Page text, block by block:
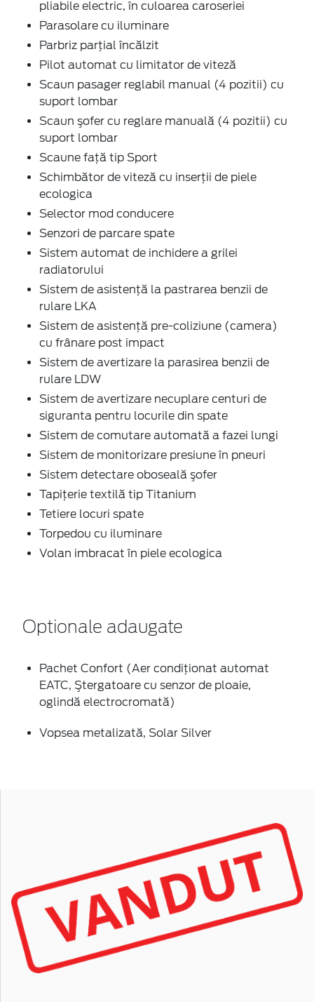
pliabile electric, în culoarea caroseriei
Parasolare cu iluminare
Parbriz parţial încălzit
Pilot automat cu limitator de viteză
Scaun pasager reglabil manual (4 pozitii) cu
suport lombar
Scaun şofer cu reglare manuală (4 pozitii) cu
suport lombar
Scaune faţă tip Sport
Schimbător de viteză cu inserţii de piele
ecologica
Selector mod conducere
Senzori de parcare spate
Sistem automat de inchidere a grilei
radiatorului
Sistem de asistenţă la pastrarea benzii de
rulare LKA
Sistem de asistenţă pre-coliziune (camera)
cu frânare post impact
Sistem de avertizare la parasirea benzii de
rulare LDW
Sistem de avertizare necuplare centuri de
siguranta pentru locurile din spate
Sistem de comutare automată a fazei lungi
Sistem de monitorizare presiune în pneuri
Sistem detectare oboseală şofer
Tapiţerie textilă tip Titanium
Tetiere locuri spate
Torpedou cu iluminare
Volan imbracat în piele ecologica
Optionale adaugate
Pachet Confort (Aer condiţionat automat
EATC, Ştergatoare cu senzor de ploaie,
oglindă electrocromată)
Vopsea metalizată, Solar Silver